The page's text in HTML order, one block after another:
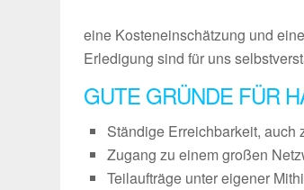
eine Kosteneinschätzung und
Erledigung sind für uns
GUTE GRÜNDE FÜR
Ständige Erreichbarkeit,
Zugang zu einem großen
Teilaufträge unter eigener